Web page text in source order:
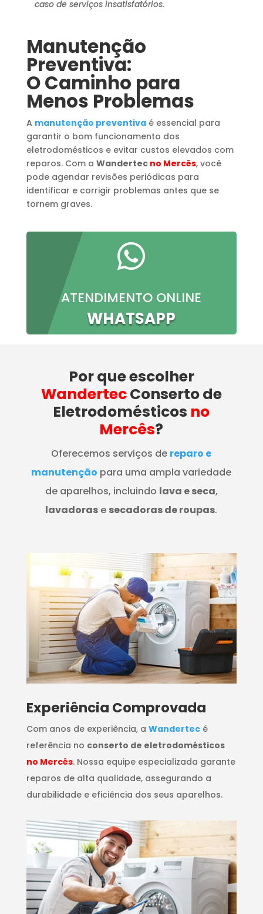
caso de serviços insatisfatórios.
Manutenção
Preventiva:
O Caminho para
Menos Problemas
A manutenção preventivaé essencial para
garantir o bom funcionamento dos
eletrodomésticos e evitar custos elevados com
reparos. Com a Wandertec no Mercês, você
pode agendar revisões periódicas para
identificar e corrigir problemas antes que se
tornem graves.

ATENDIMENTO ONLINE
WHATSAPP
Por que escolher
WandertecConserto de
Eletrodomésticos no
Mercês?
Oferecemos serviços de reparo e
manutenção para uma ampla variedade
de aparelhos, incluindo lava e seca,
lavadoras e secadoras de roupas.
​Experiência Comprovada
Com anos de experiência, a Wandertecé
referência no conserto de eletrodomésticos
no Mercês. Nossa equipe especializada garante
reparos de alta qualidade, assegurando a
durabilidade e eficiência dos seus aparelhos.